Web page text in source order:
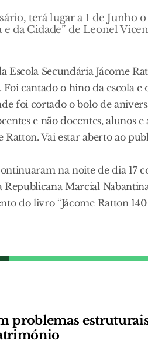
terá lugar a 1 de Junho
e da Cidade” de Leonel
Escola Secundária Jácome
Foi cantado o hino da escola
foi cortado o bolo de
e não docentes, alunos
Ratton. Vai estar aberto ao
na noite de dia 17
Republicana Marcial
do livro “Jácome Ratton
problemas